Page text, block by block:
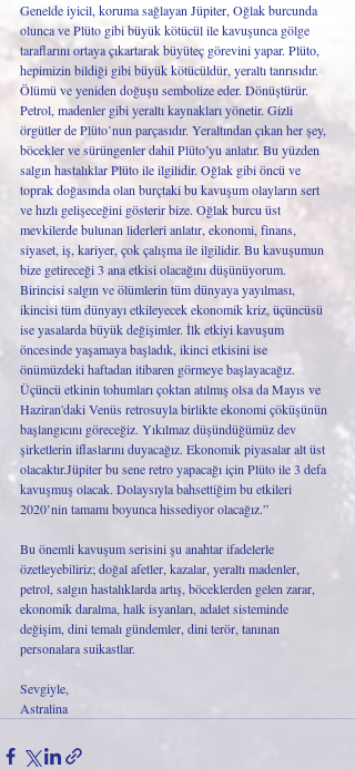
Genelde iyicil, koruma sağlayan Jüpiter, Oğlak burcunda
olunca ve Plüto gibi büyük kötücül ile kavuşunca gölge
taraflarını ortaya çıkartarak büyüteç görevini yapar. Plüto,
hepimizin bildiği gibi büyük kötücüldür, yeraltı tanrısıdır.
Ölümü ve yeniden doğuşu sembolize eder. Dönüştürür.
Petrol, madenler gibi yeraltı kaynakları yönetir. Gizli
örgütler de Plüto’nun parçasıdır. Yeraltından çıkan her şey,
böcekler ve sürüngenler dahil Plüto’yu anlatır. Bu yüzden
salgın hastalıklar Plüto ile ilgilidir. Oğlak gibi öncü ve
toprak doğasında olan burçtaki bu kavuşum olayların sert
ve hızlı gelişeceğini gösterir bize. Oğlak burcu üst
mevkilerde bulunan liderleri anlatır, ekonomi, finans,
siyaset, iş, kariyer, çok çalışma ile ilgilidir. Bu kavuşumun
bize getireceği 3 ana etkisi olacağını düşünüyorum.
Birincisi salgın ve ölümlerin tüm dünyaya yayılması,
ikincisi tüm dünyayı etkileyecek ekonomik kriz, üçüncüsü
ise yasalarda büyük değişimler. İlk etkiyi kavuşum
öncesinde yaşamaya başladık, ikinci etkisini ise
önümüzdeki haftadan itibaren görmeye başlayacağız.
Üçüncü etkinin tohumları çoktan atılmış olsa da Mayıs ve
Haziran'daki Venüs retrosuyla birlikte ekonomi çöküşünün
başlangıcını göreceğiz. Yıkılmaz düşündüğümüz dev
şirketlerin iflaslarını duyacağız. Ekonomik piyasalar alt üst
olacaktır.Jüpiter bu sene retro yapacağı için Plüto ile 3 defa
kavuşmuş olacak. Dolaysıyla bahsettiğim bu etkileri
2020’nin tamamı boyunca hissediyor olacağız.”
Bu önemli kavuşum serisini şu anahtar ifadelerle
özetleyebiliriz; doğal afetler, kazalar, yeraltı madenler,
petrol, salgın hastalıklarda artış, böceklerden gelen zarar,
ekonomik daralma, halk isyanları, adalet sisteminde
değişim, dini temalı gündemler, dini terör, tanınan
personalara suikastlar.
Sevgiyle,
Astralina